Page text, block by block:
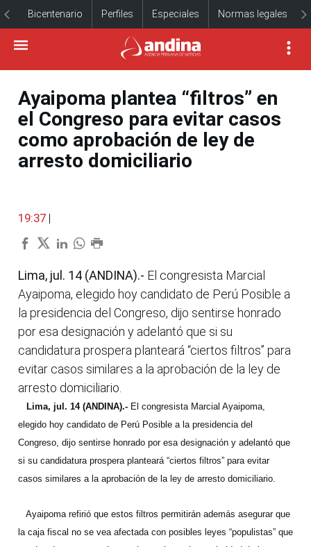
Bicentenario Perfiles Especiales Normas legales
Ayaipoma plantea “filtros” en
el Congreso para evitar casos
como aprobación de ley de
arresto domiciliario
19:37 |
Lima, jul. 14 (ANDINA).- El congresista Marcial
Ayaipoma, elegido hoy candidato de Perú Posible a
la presidencia del Congreso, dijo sentirse honrado
por esa designación y adelantó que si su
candidatura prospera planteará “ciertos filtros” para
evitar casos similares a la aprobación de la ley de
arresto domiciliario.
Lima, jul. 14 (ANDINA).- El congresista Marcial Ayaipoma,
elegido hoy candidato de Perú Posible a la presidencia del
Congreso, dijo sentirse honrado por esa designación y adelantó que
si su candidatura prospera planteará “ciertos filtros” para evitar
casos similares a la aprobación de la ley de arresto domiciliario.
Ayaipoma refirió que estos filtros permitirán además asegurar que
la caja fiscal no se vea afectada con posibles leyes “populistas” que